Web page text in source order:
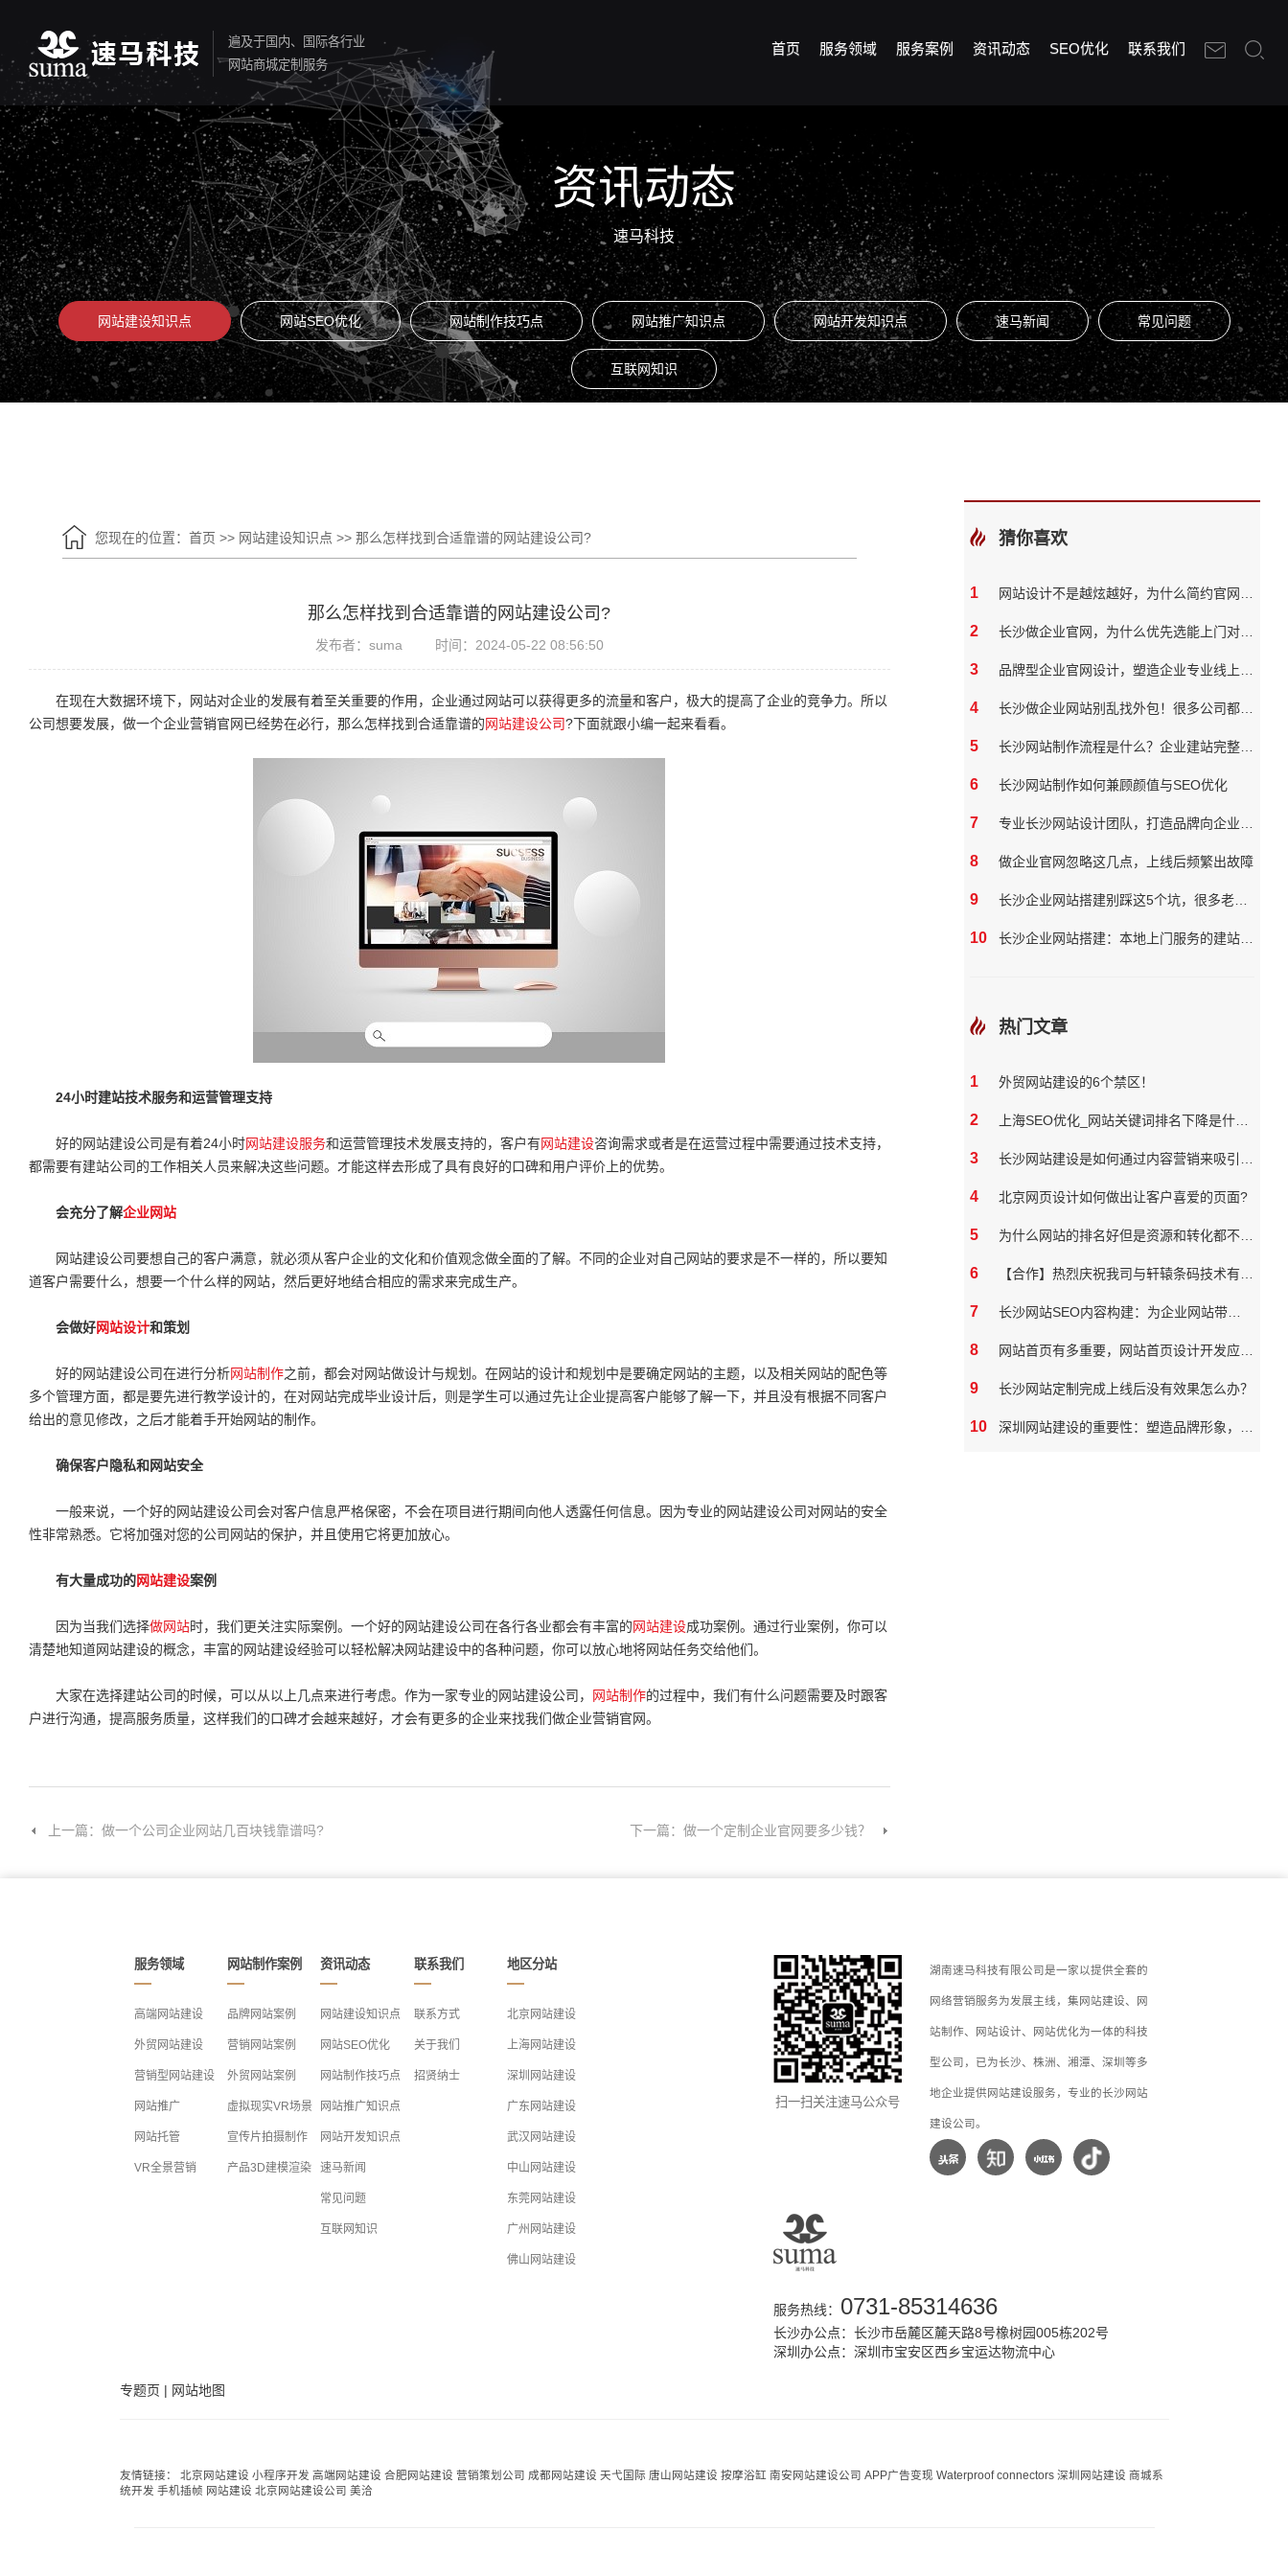
遍及于国内、国际各行业
网站商城定制服务
首页 服务领域 服务案例 资讯动态 SEO优化 联系我们
资讯动态
速马科技
网站建设知识点 网站SEO优化 网站制作技巧点 网站推广知识点 网站开发知识点 速马新闻 常见问题
互联网知识
您现在的位置： 首页 >> 网站建设知识点 >> 那么怎样找到合适靠谱的网站建设公司?
那么怎样找到合适靠谱的网站建设公司?
发布者：suma 时间：2024-05-22 08:56:50
在现在大数据环境下，网站对企业的发展有着至关重要的作用，企业通过网站可以获得更多的流量和客户，极大的提高了企业的竞争力。所以
公司想要发展，做一个企业营销官网已经势在必行，那么怎样找到合适靠谱的网站建设公司?下面就跟小编一起来看看。
24小时建站技术服务和运营管理支持
好的网站建设公司是有着24小时网站建设服务和运营管理技术发展支持的，客户有网站建设咨询需求或者是在运营过程中需要通过技术支持，
都需要有建站公司的工作相关人员来解决这些问题。才能这样去形成了具有良好的口碑和用户评价上的优势。
会充分了解企业网站
网站建设公司要想自己的客户满意，就必须从客户企业的文化和价值观念做全面的了解。不同的企业对自己网站的要求是不一样的，所以要知
道客户需要什么，想要一个什么样的网站，然后更好地结合相应的需求来完成生产。
会做好网站设计和策划
好的网站建设公司在进行分析网站制作之前，都会对网站做设计与规划。在网站的设计和规划中是要确定网站的主题，以及相关网站的配色等
多个管理方面，都是要先进行教学设计的，在对网站完成毕业设计后，则是学生可以通过先让企业提高客户能够了解一下，并且没有根据不同客户
给出的意见修改，之后才能着手开始网站的制作。
确保客户隐私和网站安全
一般来说，一个好的网站建设公司会对客户信息严格保密，不会在项目进行期间向他人透露任何信息。因为专业的网站建设公司对网站的安全
性非常熟悉。它将加强对您的公司网站的保护，并且使用它将更加放心。
有大量成功的网站建设案例
因为当我们选择做网站时，我们更关注实际案例。一个好的网站建设公司在各行各业都会有丰富的网站建设成功案例。通过行业案例，你可以
清楚地知道网站建设的概念，丰富的网站建设经验可以轻松解决网站建设中的各种问题，你可以放心地将网站任务交给他们。
大家在选择建站公司的时候，可以从以上几点来进行考虑。作为一家专业的网站建设公司， 网站制作的过程中，我们有什么问题需要及时跟客
户进行沟通，提高服务质量，这样我们的口碑才会越来越好，才会有更多的企业来找我们做企业营销官网。
上一篇：做一个公司企业网站几百块钱靠谱吗? 下一篇：做一个定制企业官网要多少钱？
猜你喜欢
1
2
3
4
5
6 长沙网站制作如何兼顾颜值与SEO优化
7
8 做企业官网忽略这几点，上线后频繁出故障
9
10
热门文章
1 外贸网站建设的6个禁区！
2
3
4 北京网页设计如何做出让客户喜爱的页面?
5
6
7
8
9 长沙网站定制完成上线后没有效果怎么办？
10
服务领域
高端网站建设
外贸网站建设
营销型网站建设
网站推广
网站托管
VR全景营销
网站制作案例
品牌网站案例
营销网站案例
外贸网站案例
虚拟现实VR场景
宣传片拍摄制作
产品3D建模渲染
资讯动态
网站建设知识点
网站SEO优化
网站制作技巧点
网站推广知识点
网站开发知识点
速马新闻
常见问题
互联网知识
联系我们
联系方式
关于我们
招贤纳士
地区分站
北京网站建设
上海网站建设
深圳网站建设
广东网站建设
武汉网站建设
中山网站建设
东莞网站建设
广州网站建设
佛山网站建设
扫一扫关注速马公众号
湖南速马科技有限公司是一家以提供全套的
网络营销服务为发展主线，集网站建设、网
站制作、网站设计、网站优化为一体的科技
型公司，已为长沙、株洲、湘潭、深圳等多
地企业提供网站建设服务，专业的长沙网站
建设公司。
服务热线： 0731-85314636
长沙办公点：长沙市岳麓区麓天路8号橡树园005栋202号
深圳办公点：深圳市宝安区西乡宝运达物流中心
专题页 | 网站地图
友情链接： 北京网站建设 小程序开发 高端网站建设 合肥网站建设 营销策划公司 成都网站建设 天弋国际 唐山网站建设 按摩浴缸 南安网站建设公司 APP广告变现 Waterproof connectors 深圳网站建设 商城系
统开发 手机插帧 网站建设 北京网站建设公司 美洽